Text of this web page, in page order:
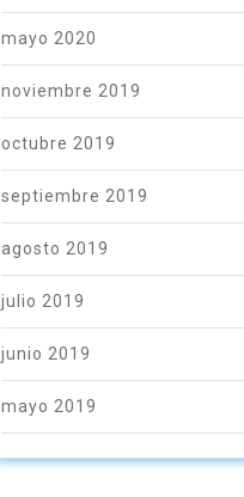
mayo 2020
noviembre 2019
octubre 2019
septiembre 2019
agosto 2019
julio 2019
junio 2019
mayo 2019